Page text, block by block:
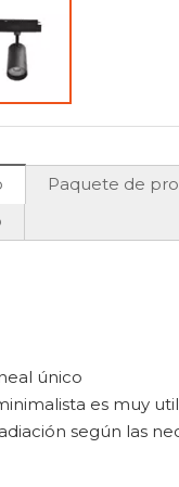
Paquete de
único
es muy
según las